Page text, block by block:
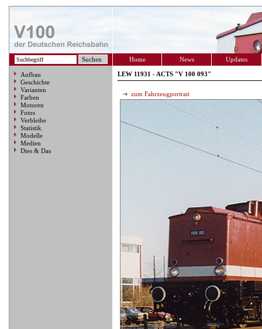
Home News Updates
Aufbau
Geschichte
Varianten
Farben
Motoren
Fotos
Verbleibe
Statistik
Modelle
Medien
Dies & Das
LEW 11931 - ACTS "V 100 093"
zum Fahrzeugportrait